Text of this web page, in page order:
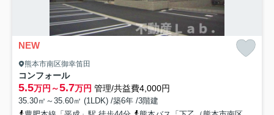
NEW
熊本市南区御幸笛田
コンフォール
5.5万円～5.7万円 管理/共益費4,000円
35.30㎡～35.60㎡ (1LDK) /築6年 /3階建